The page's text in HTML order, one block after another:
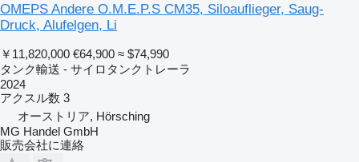
OMEPS Andere O.M.E.P.S CM35, Siloauflieger, Saug-
Druck, Alufelgen, Li
￥11,820,000 €64,900 ≈ $74,990
タンク輸送 - サイロタンクトレーラ
2024
アクスル数 3
オーストリア, Hörsching
MG Handel GmbH
販売会社に連絡